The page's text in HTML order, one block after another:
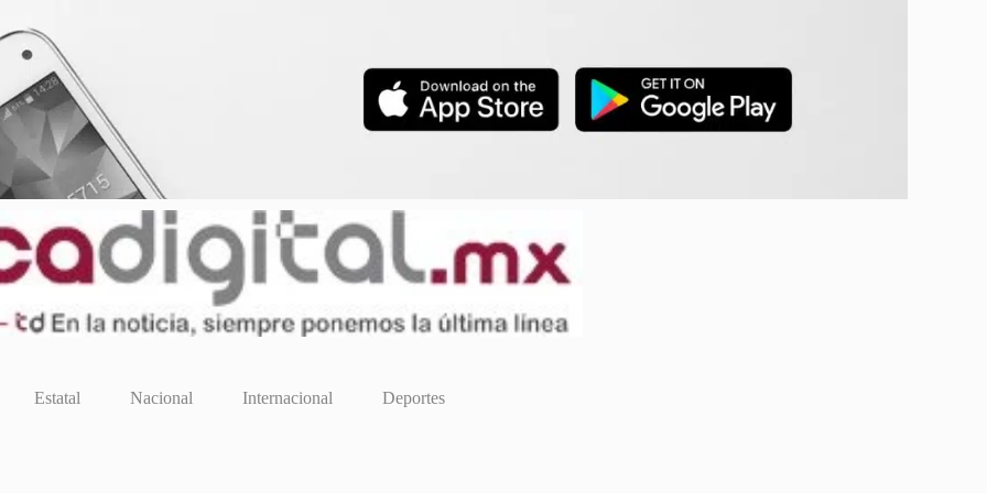
Estatal Nacional Internacional Deportes